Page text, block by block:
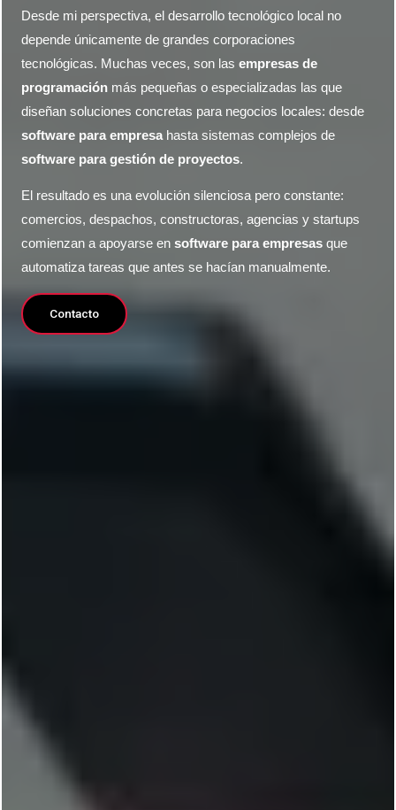
Desde mi perspectiva, el desarrollo tecnológico local no
depende únicamente de grandes corporaciones
tecnológicas. Muchas veces, son lasempresas de
programación más pequeñas o especializadas las que
diseñan soluciones concretas para negocios locales: desde
software para empresa hasta sistemas complejos de
software para gestión de proyectos.
El resultado es una evolución silenciosa pero constante:
comercios, despachos, constructoras, agencias y startups
comienzan a apoyarse ensoftware para empresas que
automatiza tareas que antes se hacían manualmente.
Contacto